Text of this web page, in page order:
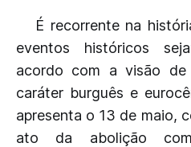
É recorrente na
eventos históricos
acordo com a visão de
caráter burguês e
apresenta o 13 de maio,
ato da abolição